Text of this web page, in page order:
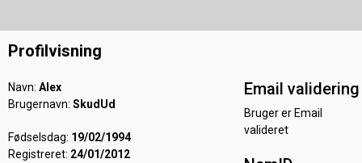
Profilvisning
Navn: Alex
Brugernavn: SkudUd
Fødselsdag: 19/02/1994
Registreret: 24/01/2012
Email validering
Bruger er Email
valideret